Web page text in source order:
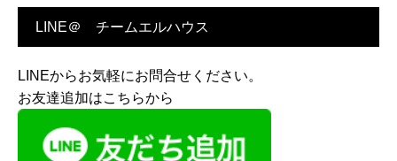
LINE＠ チームエルハウス
LINEからお気軽にお問合せください。
お友達追加はこちらから